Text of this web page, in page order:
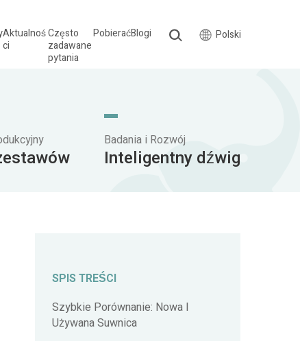
Aktualnoś
ci
Często
zadawane
pytania
PobieraćBlogi Polski
Badania i Rozwój
Inteligentny dźwig
SPIS TREŚCI
Szybkie Porównanie: Nowa I
Używana Suwnica